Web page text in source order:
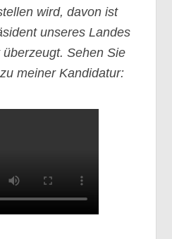
wird, davon ist
unseres Landes
Sehen Sie
meiner Kandidatur: